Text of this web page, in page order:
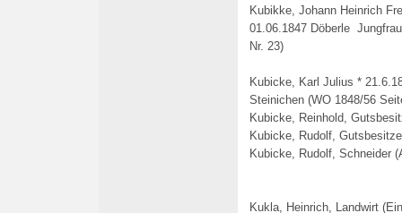
Kubikke, Johann Heinrich
01.06.1847 Döberle
Nr. 23)
Kubicke, Karl Julius *
Steinichen (WO 1848/56
Kubicke, Reinhold,
Kubicke, Rudolf,
Kubicke, Rudolf, Schneider
Kukla, Heinrich, Landwirt